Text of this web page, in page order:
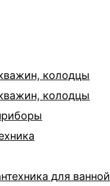
колодцы
колодцы
для ванной